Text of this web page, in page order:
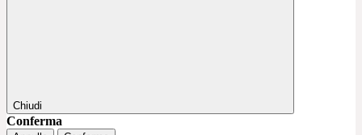
Chiudi
Conferma